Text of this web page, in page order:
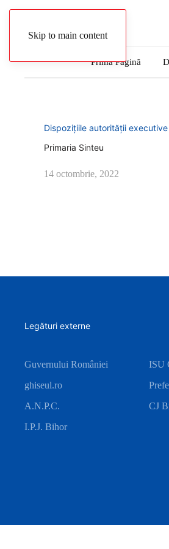
Skip to main content
Prima Pagină
Dispozițiile autorității executive
Primaria Sinteu
14 octombrie, 2022
Legături externe
Guvernului României
ghiseul.ro
A.N.P.C.
I.P.J. Bihor
ISU
CJ